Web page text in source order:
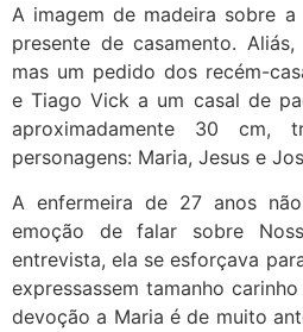
A imagem de madeira sobre
presente de casamento.
mas um pedido dos recém-
e Tiago Vick a um casal de
aproximadamente 30 cm,
personagens: Maria, Jesus e
A enfermeira de 27 anos
emoção de falar sobre
entrevista, ela se esforçava
expressassem tamanho
devoção a Maria é de muito